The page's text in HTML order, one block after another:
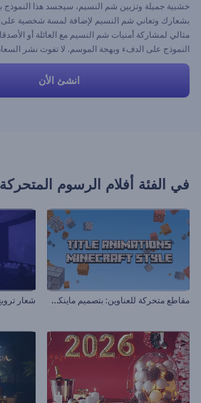
خشبية جميلة وتزيين شم النسيم، سيجسد هذا
بشعارك وتعاني شم النسيم لإضافة لمسة شخصية
مثالي لمشاركة أمنيات شم النسيم مع العائلة أو
النموذج على الدفء وبهجة الموسم. لا تفوت نشر
فيديوهات تهنئة شم النسيم الآن!
انشئ الأن
في الفئة أفلام الرسوم المتحركة
م
قاطع متحركة للعناوين: بتصميم ماينكرافت شعار